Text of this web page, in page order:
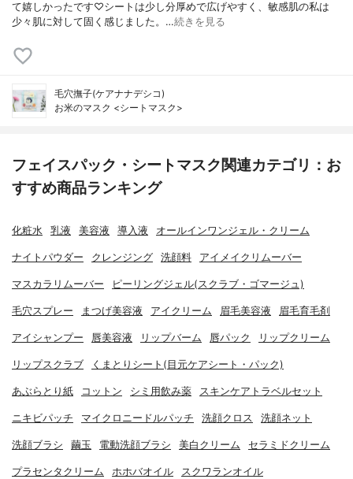
て嬉しかったです♡シートは少し分厚めで広げやすく、敏感肌の私は
少々肌に対して固く感じました。…続きを見る
毛穴撫子(ケアナナデシコ)
お米のマスク <シートマスク>
フェイスパック・シートマスク関連カテゴリ：お
すすめ商品ランキング
化粧水 乳液 美容液 導入液 オールインワンジェル・クリーム
ナイトパウダー クレンジング 洗顔料 アイメイクリムーバー
マスカラリムーバー ピーリングジェル(スクラブ・ゴマージュ)
毛穴スプレー まつげ美容液 アイクリーム 眉毛美容液 眉毛育毛剤
アイシャンプー 唇美容液 リップバーム 唇パック リップクリーム
リップスクラブ くまとりシート(目元ケアシート・パック)
あぶらとり紙 コットン シミ用飲み薬 スキンケアトラベルセット
ニキビパッチ マイクロニードルパッチ 洗顔クロス 洗顔ネット
洗顔ブラシ 繭玉 電動洗顔ブラシ 美白クリーム セラミドクリーム
プラセンタクリーム ホホバオイル スクワランオイル